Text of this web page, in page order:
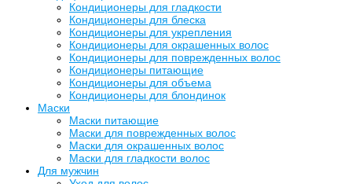
Кондиционеры для гладкости
Кондиционеры для блеска
Кондиционеры для укрепления
Кондиционеры для окрашенных волос
Кондиционеры для поврежденных волос
Кондиционеры питающие
Кондиционеры для объема
Кондиционеры для блондинок
Маски
Маски питающие
Маски для поврежденных волос
Маски для окрашенных волос
Маски для гладкости волос
Для мужчин